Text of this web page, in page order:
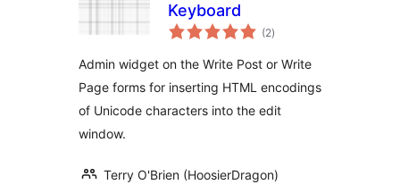
Keyboard
(2total
de
)
Admin widget on the Write Post or Write
Page forms for inserting HTML encodings
of Unicode characters into the edit
window.
Terry O'Brien (HoosierDragon)